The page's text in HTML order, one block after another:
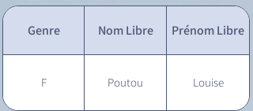
Genre Nom Libre Prénom Libre
F Poutou Louise